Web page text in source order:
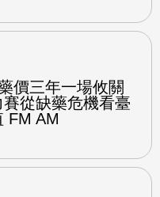
價三年一場攸關
從缺藥危機看臺
FM AM